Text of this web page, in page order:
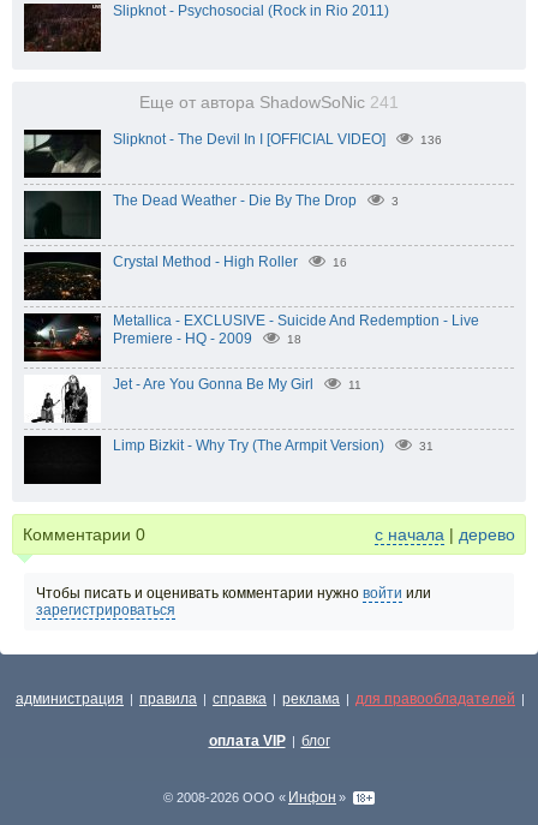
Slipknot - Psychosocial (Rock in Rio 2011)
Еще от автора ShadowSoNic 241
Slipknot - The Devil In I [OFFICIAL VIDEO] 136
The Dead Weather - Die By The Drop 3
Crystal Method - High Roller 16
Metallica - EXCLUSIVE - Suicide And Redemption - Live
Premiere - HQ - 2009
18
Jet - Are You Gonna Be My Girl 11
Limp Bizkit - Why Try (The Armpit Version) 31
Комментарии 0 с начала | дерево
Чтобы писать и оценивать комментарии нужно войти или
зарегистрироваться
администрация | правила | справка | реклама | для правообладателей |
оплата VIP | блог
© 2008-2026 ООО « Инфон »